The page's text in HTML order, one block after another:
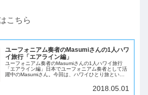
こちら
ユーフォニアム奏者のMasumiさんの1人ハワ
イ旅行「エアライン編」
ユーフォニアム奏者のMasumiさんの1人ハワイ旅行
「エアライン編」日本でユーフォニアム奏者として活
躍中のMasumiさん。今回は、ハワイひとり旅という
ューさせていただきました。初回の今回...2018.05.01